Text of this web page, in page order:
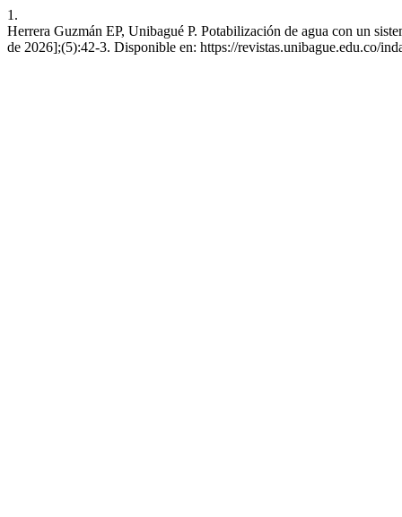
1.
Herrera Guzmán EP, Unibagué P. Potabilización de agua con un
de 2026];(5):42-3. Disponible en: https://revistas.unibague.edu.co/